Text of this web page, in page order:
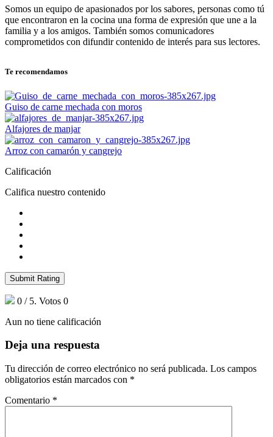
Somos un equipo de apasionados por los sabores, personas como tú
que encontraron en la cocina una forma de expresión que une a la
familia y a los amigos. También somos comunicadores
comprometidos con difundir contenido de interés para sus lectores.
Te recomendamos
Guiso de carne mechada con moros
Alfajores de manjar
Arroz con camarón y cangrejo
Calificación
Califica nuestro contenido
Submit Rating
0 / 5. Votos 0
Aun no tiene calificación
Deja una respuesta
Tu dirección de correo electrónico no será publicada. Los campos
obligatorios están marcados con *
Comentario *